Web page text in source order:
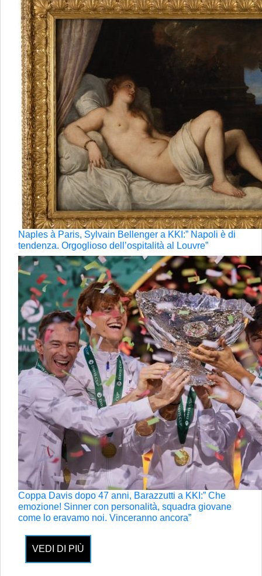
Naples à Paris, Sylvain Bellenger a KKI:” Napoli è di
tendenza. Orgoglioso dell’ospitalità al Louvre”
Coppa Davis dopo 47 anni, Barazzutti a KKI:” Che
emozione! Sinner con personalità, squadra giovane
come lo eravamo noi. Vinceranno ancora”
VEDI DI PIÙ